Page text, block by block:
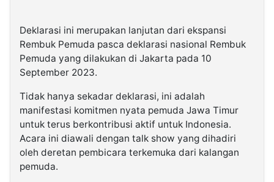
Deklarasi ini merupakan lanjutan dari ekspansi
Rembuk Pemuda pasca deklarasi nasional Rembuk
Pemuda yang dilakukan di Jakarta pada 10
September 2023.
Tidak hanya sekadar deklarasi, ini adalah
manifestasi komitmen nyata pemuda Jawa Timur
untuk terus berkontribusi aktif untuk Indonesia.
Acara ini diawali dengan talk show yang dihadiri
oleh deretan pembicara terkemuka dari kalangan
pemuda.